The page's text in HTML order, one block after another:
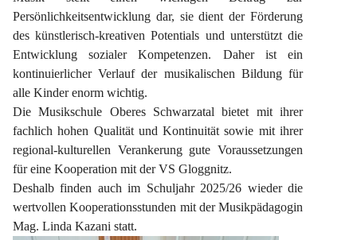
Persönlichkeitsentwicklung dar, sie dient der Förderung
des künstlerisch-kreativen Potentials und unterstützt die
Entwicklung sozialer Kompetenzen. Daher ist ein
kontinuierlicher Verlauf der musikalischen Bildung für
alle Kinder enorm wichtig.
Die Musikschule Oberes Schwarzatal bietet mit ihrer
fachlich hohen Qualität und Kontinuität sowie mit ihrer
regional-kulturellen Verankerung gute Voraussetzungen
für eine Kooperation mit der VS Gloggnitz.
Deshalb finden auch im Schuljahr 2025/26 wieder die
wertvollen Kooperationsstunden mit der Musikpädagogin
Mag. Linda Kazani statt.